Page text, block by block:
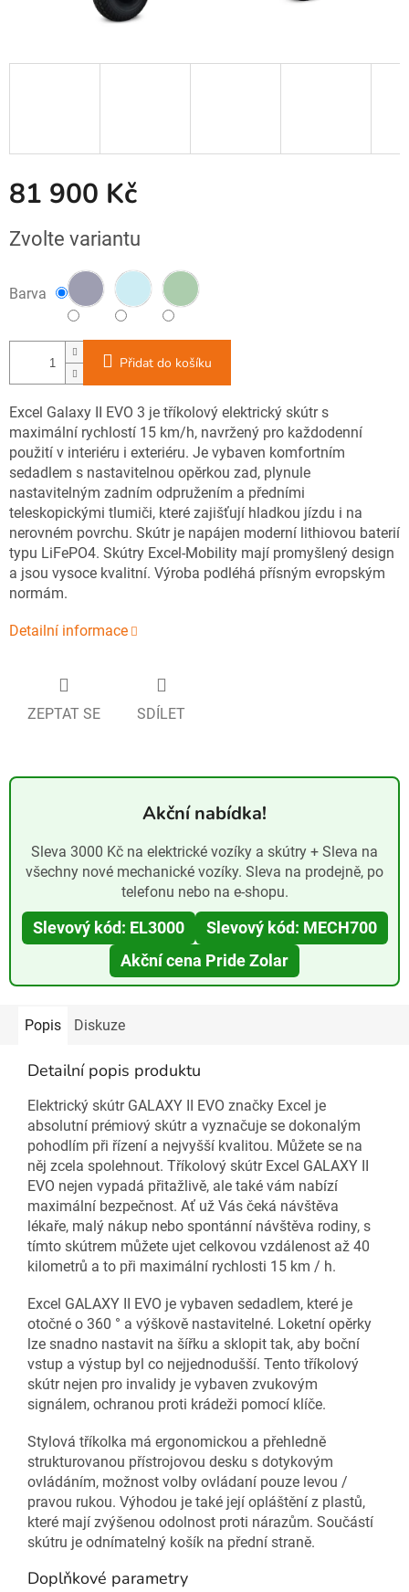
81 900 Kč
Měrná
cena:
Zvolte variantu
Barva
Přidat do košíku
Excel Galaxy II EVO 3 je tříkolový elektrický skútr s
maximální rychlostí 15 km/h, navržený pro každodenní
použití v interiéru i exteriéru. Je vybaven komfortním
sedadlem s nastavitelnou opěrkou zad, plynule
nastavitelným zadním odpružením a předními
teleskopickými tlumiči, které zajišťují hladkou jízdu i na
nerovném povrchu. Skútr je napájen moderní lithiovou baterií
typu LiFePO4. Skútry Excel-Mobility mají promyšlený design
a jsou vysoce kvalitní. Výroba podléhá přísným evropským
normám.
Detailní informace
ZEPTAT SE SDÍLET
Akční nabídka!
Sleva 3000 Kč na elektrické vozíky a skútry + Sleva na
všechny nové mechanické vozíky. Sleva na prodejně, po
telefonu nebo na e-shopu.
Slevový kód: EL3000
Slevový kód: MECH700
Akční cena Pride Zolar
Popis Diskuze
Detailní popis produktu
Elektrický skútr GALAXY II EVO značky Excel je
absolutní prémiový skútr a vyznačuje se dokonalým
pohodlím při řízení a nejvyšší kvalitou. Můžete se na
něj zcela spolehnout. Tříkolový skútr Excel GALAXY II
EVO nejen vypadá přitažlivě, ale také vám nabízí
maximální bezpečnost. Ať už Vás čeká návštěva
lékaře, malý nákup nebo spontánní návštěva rodiny, s
tímto skútrem můžete ujet celkovou vzdálenost až 40
kilometrů a to při maximální rychlosti 15 km / h.
Excel GALAXY II EVO je vybaven sedadlem, které je
otočné o 360 ° a výškově nastavitelné. Loketní opěrky
lze snadno nastavit na šířku a sklopit tak, aby boční
vstup a výstup byl co nejjednodušší. Tento tříkolový
skútr nejen pro invalidy je vybaven zvukovým
signálem, ochranou proti krádeži pomocí klíče.
Stylová tříkolka má ergonomickou a přehledně
strukturovanou přístrojovou desku s dotykovým
ovládáním, možnost volby ovládaní pouze levou /
pravou rukou. Výhodou je také její opláštění z plastů,
které mají zvýšenou odolnost proti nárazům. Součástí
skútru je odnímatelný košík na přední straně.
Doplňkové parametry